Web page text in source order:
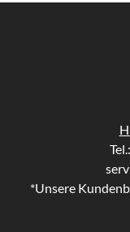
*Unsere